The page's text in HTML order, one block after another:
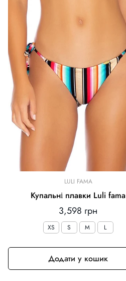
LULI FAMA
Купальні плавки Luli fama
Звичайна
ціна
3,598 грн
XS S M L
Додати у кошик